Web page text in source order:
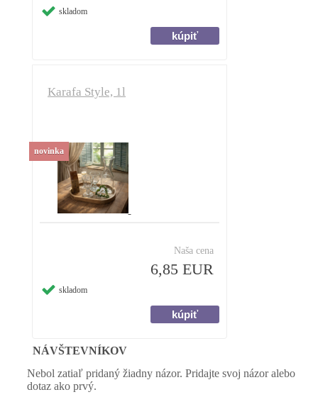
skladom
Karafa Style, 1l
Naša cena
6,85 EUR
skladom
novinka
NÁVŠTEVNÍKOV
Nebol zatiaľ pridaný žiadny názor. Pridajte svoj názor alebo
dotaz ako prvý.